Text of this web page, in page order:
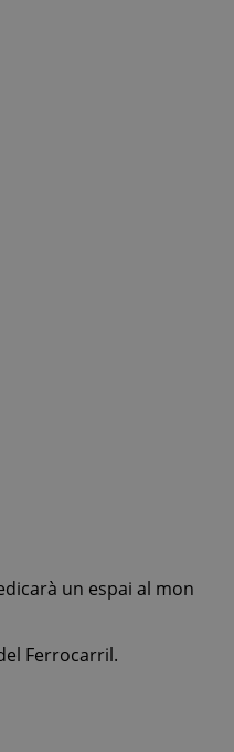
un espai al mon
Ferrocarril.